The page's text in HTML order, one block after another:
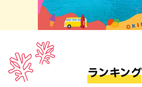
ランキング